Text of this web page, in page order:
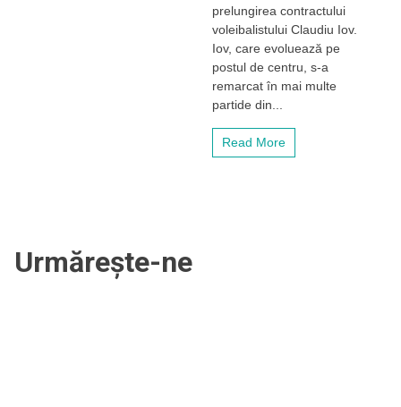
doi
ani
prelungirea contractului
voleibalistului Claudiu Iov.
Iov, care evoluează pe
postul de centru, s-a
remarcat în mai multe
partide din...
Read More
Urmărește-ne